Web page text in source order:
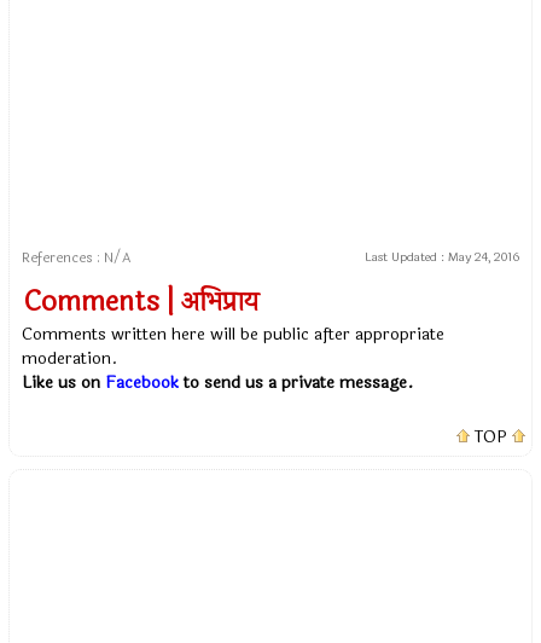
References : N/A Last Updated : May 24, 2016
Comments | अभिप्राय
Comments written here will be public after appropriate
moderation.
Like us on Facebookto send us a private message.
TOP